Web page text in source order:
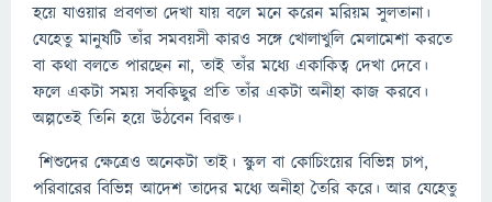
হয়ে যাওয়ার প্রবণতা দেখা যায় বলে মনে করেন মরিয়ম সুলতানা।
যেহেতু মানুষটি তাঁর সমবয়সী কারও সঙ্গে খোলাখুলি মেলামেশা করতে
বা কথা বলতে পারছেন না, তাই তাঁর মধ্যে একাকিত্ব দেখা দেবে।
ফলে একটা সময় সবকিছুর প্রতি তাঁর একটা অনীহা কাজ করবে।
অল্পতেই তিনি হয়ে উঠবেন বিরক্ত।
শিশুদের ক্ষেত্রেও অনেকটা তাই। স্কুল বা কোচিংয়ের বিভিন্ন চাপ,
পরিবারের বিভিন্ন আদেশ তাদের মধ্যে অনীহা তৈরি করে। আর যেহেতু